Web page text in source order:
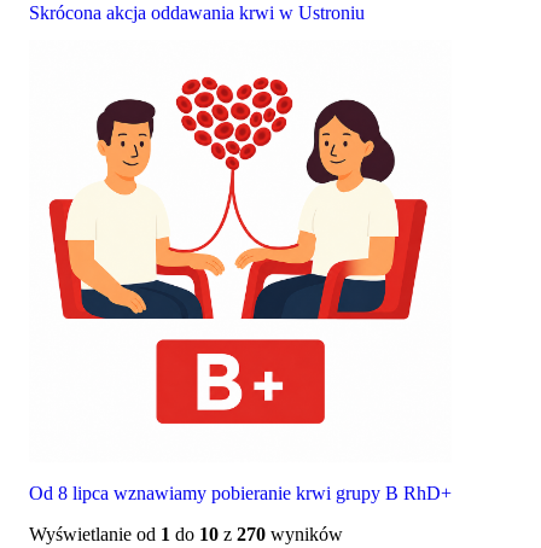
Skrócona akcja oddawania krwi w Ustroniu
Od 8 lipca wznawiamy pobieranie krwi grupy B RhD+
Wyświetlanie od 1 do 10 z 270 wyników